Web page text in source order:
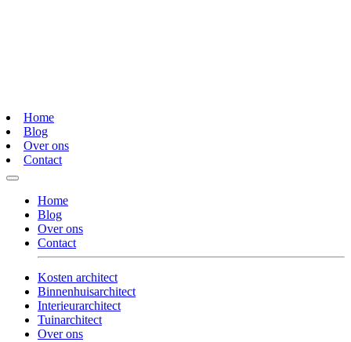
Home
Blog
Over ons
Contact
Home
Blog
Over ons
Contact
Kosten architect
Binnenhuisarchitect
Interieurarchitect
Tuinarchitect
Over ons